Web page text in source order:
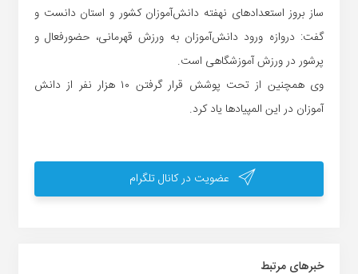
ساز بروز استعدادهای نهفته دانش‌آموزان کشور و استان دانست و
گفت: دروازه ورود دانش‌آموزان به ورزش قهرمانی، حضورفعال و
پرشور در ورزش آموزشگاهی است.
وی همچنین از تحت پوشش قرار گرفتن ۱۰ هزار نفر از دانش
آموزان در این المپیادها یاد کرد.
عضویت در کانال تلگرام
خبر‌های مرتبط